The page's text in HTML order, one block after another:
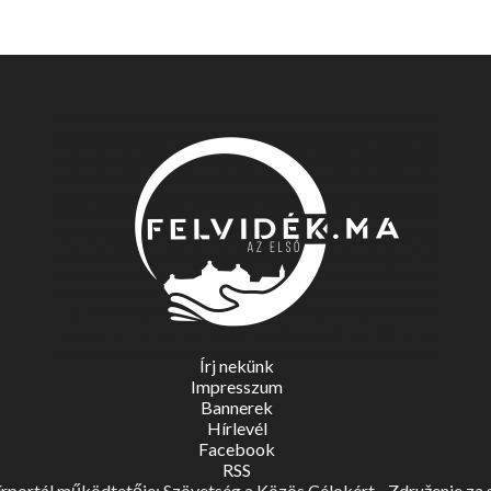
Írj nekünk
Impresszum
Bannerek
Hírlevél
Facebook
RSS